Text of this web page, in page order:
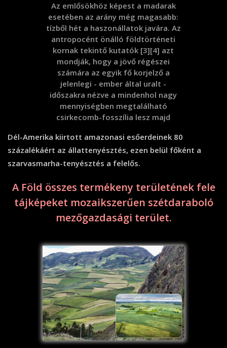
Az emlősökhöz képest a madarak
esetében az arány még magasabb:
tízből hét a haszonállatok javára. Az
antropocént önálló földtörténeti
kornak tekintő kutatók [3][4] azt
mondják, hogy a jövő régészei
számára az egyik fő korjelző a
jelenlegi - ember által uralt -
időszakra nézve a mindenhol nagy
mennyiségben megtalálható
csirkecomb-fosszília lesz majd
Dél-Amerika kiirtott amazonasi esőerdeinek 80
százalékáért az állattenyésztés, ezen belül főként a
szarvasmarha-tenyésztés a felelős.
A Föld összes termékeny területének fele
tájképeket mozaikszerűen szétdaraboló
mezőgazdasági terület.